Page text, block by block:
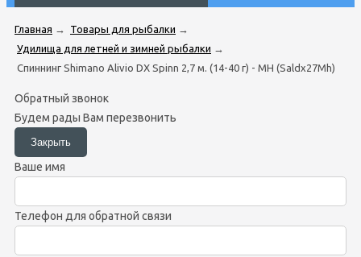
Главная → Товары для рыбалки →
Удилища для летней и зимней рыбалки →
Спиннинг Shimano Alivio DX Spinn 2,7 м. (14-40 г) - MH (Saldx27Mh)
Обратный звонок
Будем рады Вам перезвонить
Ваше имя
Телефон для обратной связи